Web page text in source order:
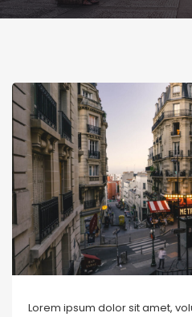
Lorem ipsum dolor sit amet,